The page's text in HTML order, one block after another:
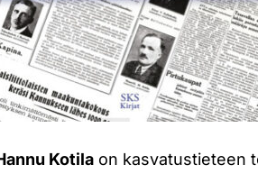
Kotila on kasvatustieteen